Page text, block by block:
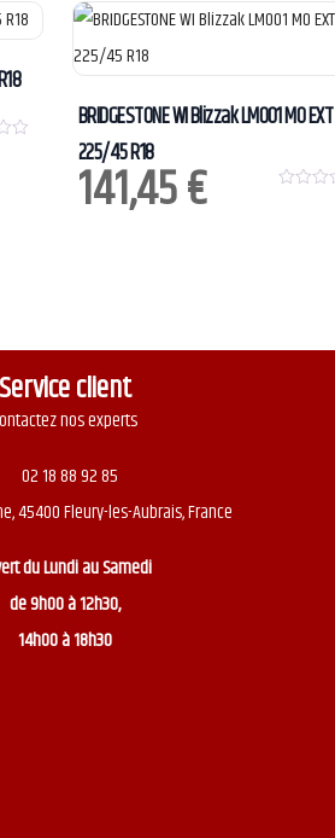
BRIDGESTONE WI Blizzak LM001 MO EXT
225/45 R18
141,45€
Service client
nos experts
02 18 88 92 85
45400 Fleury-les-Aubrais, France
duLundi au Samedi
de 9h00 à 12h30,
14h00 à 18h30